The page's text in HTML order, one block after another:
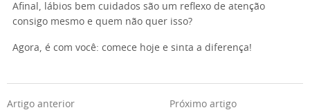
Afinal, lábios bem cuidados são um reflexo de atenção
consigo mesmo e quem não quer isso?
Agora, é com você: comece hoje e sinta a diferença!
Artigo anterior Próximo artigo